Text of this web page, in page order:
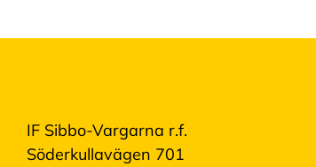
IF Sibbo-Vargarna r.f.
Söderkullavägen 701